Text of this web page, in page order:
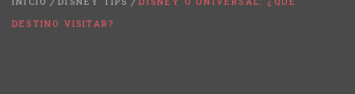
DESTINO VISITAR?